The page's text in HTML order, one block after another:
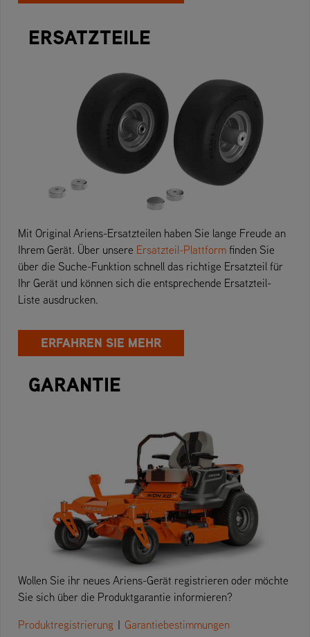
ERSATZTEILE
Mit Original Ariens-Ersatzteilen haben Sie lange Freude an
Ihrem Gerät. Über unsere Ersatzteil-Plattform finden Sie
über die Suche-Funktion schnell das richtige Ersatzteil für
Ihr Gerät und können sich die entsprechende Ersatzteil-
Liste ausdrucken.
ERFAHREN SIE MEHR
GARANTIE
Wollen Sie ihr neues Ariens-Gerät registrieren oder möchte
Sie sich über die Produktgarantie informieren?
Produktregistrierung | Garantiebestimmungen